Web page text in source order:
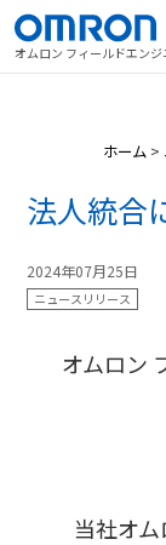
オムロン フィールドエン
ホーム >
法人統合
2024年07月25日
ニュースリリース
オムロン
当社オム